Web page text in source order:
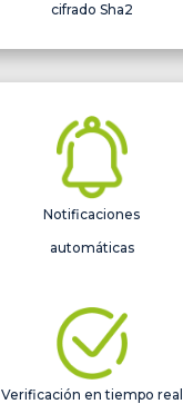
cifrado Sha2
Notificaciones
automáticas
Verificación en tiempo real